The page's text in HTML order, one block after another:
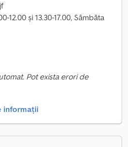
12.00 și 13.30-17.00, Sâmbăta
Pot exista erori de
informații